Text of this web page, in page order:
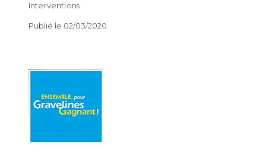
Interventions
Publié le 02/03/2020